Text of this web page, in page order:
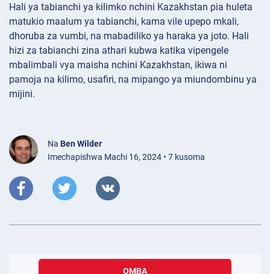
Hali ya tabianchi ya kilimko nchini Kazakhstan pia huleta
matukio maalum ya tabianchi, kama vile upepo mkali,
dhoruba za vumbi, na mabadiliko ya haraka ya joto. Hali
hizi za tabianchi zina athari kubwa katika vipengele
mbalimbali vya maisha nchini Kazakhstan, ikiwa ni
pamoja na kilimo, usafiri, na mipango ya miundombinu ya
mijini.
Na Ben Wilder
Imechapishwa Machi 16, 2024 • 7 kusoma
OMBA